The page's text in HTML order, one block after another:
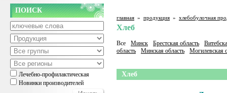
ПОИСК
Лечебно-профилактическая
Новинки производителей
главная » продукция » хлебобулочная
Хлеб
Все Минск Брестская область
область
Минская область Могилевская
Хлеб